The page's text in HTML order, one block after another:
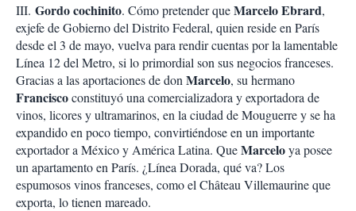
III. Gordo cochinito. Cómo pretender queMarcelo Ebrard,
exjefe de Gobierno del Distrito Federal, quien reside en París
desde el 3 de mayo, vuelva para rendir cuentas por la lamentable
Línea 12 del Metro, si lo primordial son sus negocios franceses.
Gracias a las aportaciones de don Marcelo, su hermano
Franciscoconstituyó una comercializadora y exportadora de
vinos, licores y ultramarinos, en la ciudad de Mouguerre y se ha
expandido en poco tiempo, convirtiéndose en un importante
exportador a México y América Latina. QueMarceloya posee
un apartamento en París. ¿Línea Dorada, qué va? Los
espumosos vinos franceses, como el Château Villemaurine que
exporta, lo tienen mareado.